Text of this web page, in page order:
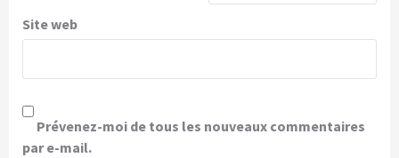
Site web
Prévenez-moi de tous les nouveaux commentaires
par e-mail.